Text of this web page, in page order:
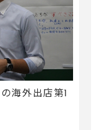
海外出店第1